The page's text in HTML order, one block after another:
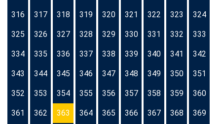
316 317 318 319 320 321 322 323 324
325 326 327 328 329 330 331 332 333
334 335 336 337 338 339 340 341 342
343 344 345 346 347 348 349 350 351
352 353 354 355 356 357 358 359 360
361 362 363 364 365 366 367 368 369